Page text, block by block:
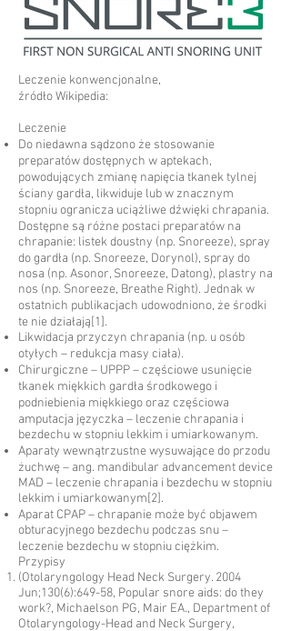
Leczenie konwencjonalne,
źródło Wikipedia:
Leczenie
Do niedawna sądzono że stosowanie
preparatów dostępnych w aptekach,
powodujących zmianę napięcia tkanek tylnej
ściany gardła, likwiduje lub w znacznym
stopniu ogranicza uciążliwe dźwięki chrapania.
Dostępne są różne postaci preparatów na
chrapanie: listek doustny (np. Snoreeze), spray
do gardła (np. Snoreeze, Dorynol), spray do
nosa (np. Asonor, Snoreeze, Datong), plastry na
nos (np. Snoreeze, Breathe Right). Jednak w
ostatnich publikacjach udowodniono, że środki
te nie działają[1].
Likwidacja przyczyn chrapania (np. u osób
otyłych – redukcja masy ciała).
Chirurgiczne– UPPP– częściowe usunięcie
tkanek miękkich gardła środkowego i
podniebienia miękkiego oraz częściowa
amputacja języczka – leczenie chrapania i
bezdechu w stopniu lekkim i umiarkowanym.
Aparaty wewnątrzustne wysuwające do przodu
żuchwę – ang. mandibular advancement device
MAD – leczenie chrapania i bezdechu w stopniu
lekkim i umiarkowanym[2].
Aparat CPAP – chrapanie może być objawem
obturacyjnego bezdechu podczas snu –
leczenie bezdechu w stopniu ciężkim.
Przypisy
(Otolaryngology Head Neck Surgery. 2004
Jun;130(6):649-58, Popular snore aids: do they
work?, Michaelson PG, Mair EA., Department of
Otolaryngology-Head and Neck Surgery,